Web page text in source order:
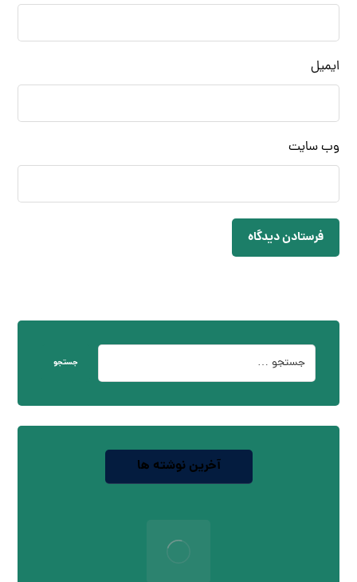
ایمیل
وب‌ سایت
فرستادن دیدگاه
جستجو
آخرین نوشته ها